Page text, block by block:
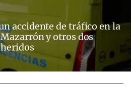
accidente de tráfico en la
y otros dos